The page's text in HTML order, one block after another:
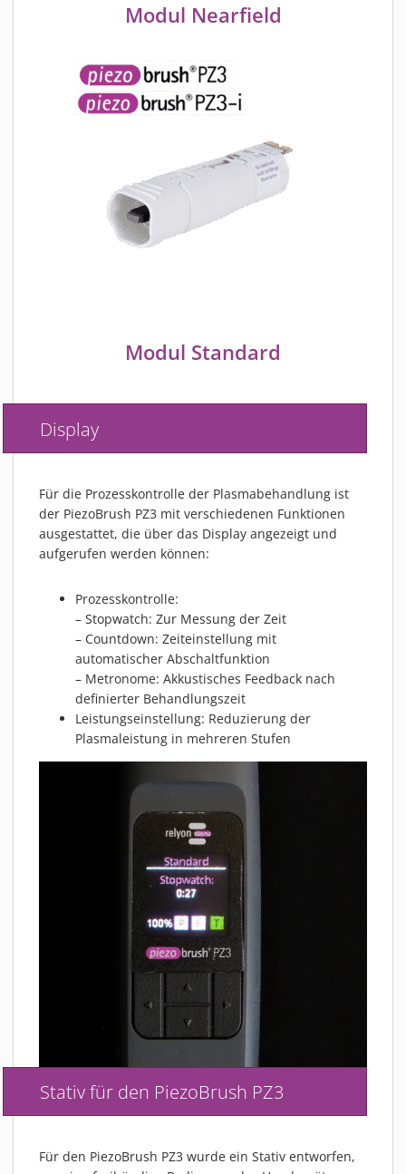
Modul Nearfield
Modul Standard
Display
Für die Prozesskontrolle der Plasmabehandlung ist
der PiezoBrush PZ3 mit verschiedenen Funktionen
ausgestattet, die über das Display angezeigt und
aufgerufen werden können:
Prozesskontrolle:
– Stopwatch: Zur Messung der Zeit
– Countdown: Zeiteinstellung mit
automatischer Abschaltfunktion
– Metronome: Akkustisches Feedback nach
definierter Behandlungszeit
Leistungseinstellung: Reduzierung der
Plasmaleistung in mehreren Stufen
Stativ für den PiezoBrush PZ3
Für den PiezoBrush PZ3 wurde ein Stativ entworfen,